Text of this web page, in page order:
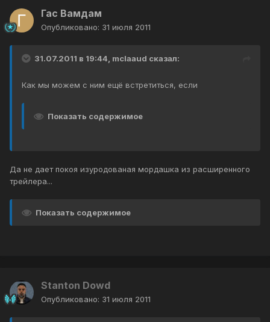
Гас Вамдам
Опубликовано: 31 июля 2011
31.07.2011 в 19:44, mclaaud сказал:
Как мы можем с ним ещё встретиться, если
Показать содержимое
Да не дает покоя изуродованая мордашка из расширенного
трейлера...
Показать содержимое
Stanton Dowd
Опубликовано: 31 июля 2011